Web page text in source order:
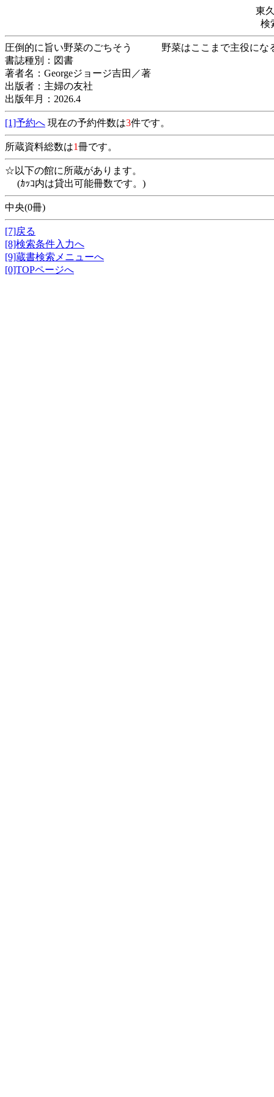
東
検
圧倒的に旨い野菜のごちそう 野菜はここまで主
書誌種別：図書
著者名：Georgeジョージ吉田／著
出版者：主婦の友社
出版年月：2026.4
[1]予約へ 現在の予約件数は3件です。
所蔵資料総数は1冊です。
☆以下の館に所蔵があります。
(ｶｯｺ内は貸出可能冊数です。)
中央(0冊)
[7]戻る
[8]検索条件入力へ
[9]蔵書検索メニューへ
[0]TOPページへ